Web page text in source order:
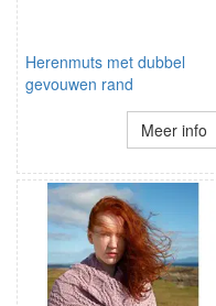
Herenmuts met dubbel
gevouwen rand
Meer info